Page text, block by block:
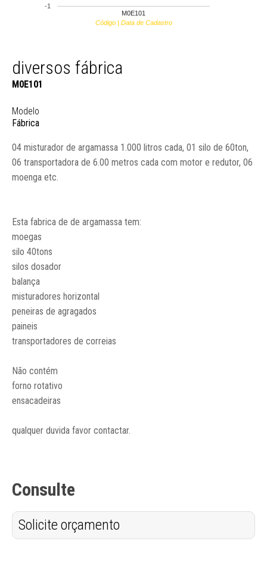
M0E101
-1
Código | Data de Cadastro
diversos fábrica
M0E101
Modelo
Fábrica
04 misturador de argamassa 1.000 litros cada, 01 silo de 60ton,
06 transportadora de 6.00 metros cada com motor e redutor, 06
moenga etc.
Esta fabrica de de argamassa tem:
moegas
silo 40tons
silos dosador
balança
misturadores horizontal
peneiras de agragados
paineis
transportadores de correias
Não contém
forno rotativo
ensacadeiras
qualquer duvida favor contactar.
Consulte
Solicite orçamento